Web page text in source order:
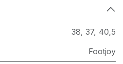
38, 37, 40,5
Footjoy